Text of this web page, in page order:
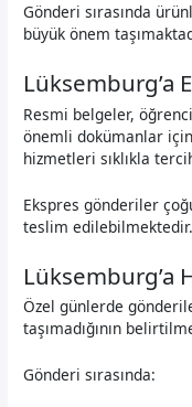
Gönderi sırasında
büyük önem
Lüksemburg’a
Resmi belgeler,
önemli dokümanlar için
hizmetleri sıklıkla
Ekspres gönderiler
teslim edilebilmektedir.
Lüksemburg’a
Özel günlerde
taşımadığının
Gönderi sırasında: